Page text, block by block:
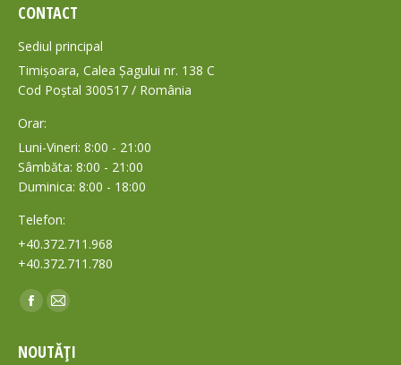
CONTACT
Sediul principal
Timișoara, Calea Șagului nr. 138 C
Cod Poștal 300517 / România
Orar:
Luni-Vineri: 8:00 - 21:00
Sâmbăta: 8:00 - 21:00
Duminica: 8:00 - 18:00
Telefon:
+40.372.711.968
+40.372.711.780
Find us on:
Facebook
opens
Mail
opens
NOUTĂȚI